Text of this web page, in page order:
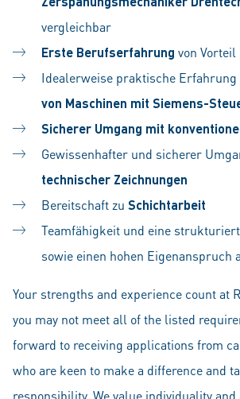
vergleichbar
Erste Berufserfahrung von Vorteil
Idealerweise praktische
von Maschinen mit Siemens-
Sicherer Umgang mit
Gewissenhafter und sicherer
technischer Zeichnungen
Bereitschaft zu Schichtarbeit
Teamfähigkeit und eine
sowie einen hohen Eigenanspruch
Your strengths and experience count at
you may not meet all of the listed
forward to receiving applications from
who are keen to make a difference and
responsibility. We value individuality and